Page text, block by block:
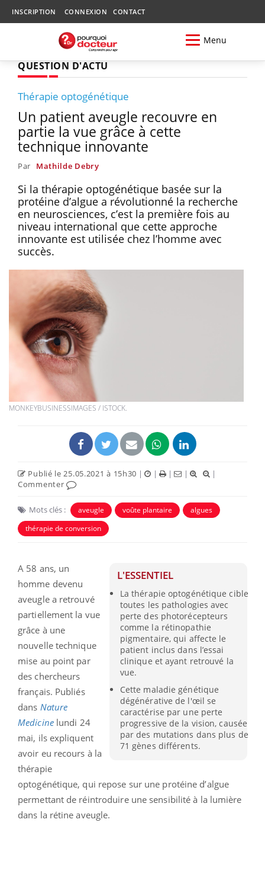
INSCRIPTION CONNEXION CONTACT
Menu
QUESTION D'ACTU
Thérapie optogénétique
Un patient aveugle recouvre en
partie la vue grâce à cette
technique innovante
Par Mathilde Debry
Si la thérapie optogénétique basée sur la
protéine d’algue a révolutionné la recherche
en neurosciences, c’est la première fois au
niveau international que cette approche
innovante est utilisée chez l’homme avec
succès.
MONKEYBUSINESSIMAGES / ISTOCK.
Publié le 25.05.2021 à 15h30 | | | |
|
Commenter
Mots clés : aveugle voûte plantaire
algues
thérapie de conversion
L'ESSENTIEL
La thérapie optogénétique cible
toutes les pathologies avec
perte des photorécepteurs
comme la rétinopathie
pigmentaire, qui affecte le
patient inclus dans l’essai
clinique et ayant retrouvé la
vue.
Cette maladie génétique
dégénérative de l'œil se
caractérise par une perte
progressive de la vision, causée
par des mutations dans plus de
71 gènes différents.
A 58 ans, un
homme devenu
aveugle a retrouvé
partiellement la vue
grâce à une
nouvelle technique
mise au point par
des chercheurs
français. Publiés
dans Nature
Medicinelundi 24
mai, ils expliquent
avoir eu recours à la
thérapie
optogénétique, qui repose sur une protéine d’algue
permettant de réintroduire une sensibilité à la lumière
dans la rétine aveugle.